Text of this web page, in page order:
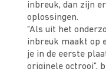
inbreuk, dan zijn
oplossingen.
“Als uit het
inbreuk maakt op
je in de eerste
originele octrooi”,